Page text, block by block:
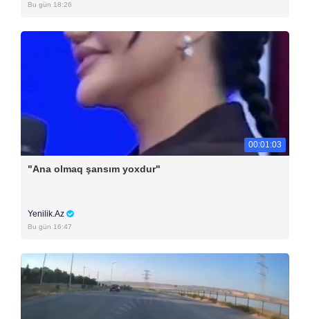
Bu gün 18:26
00:01:03
"Ana olmaq şansım yoxdur"
Yenilik.Az
Bu gün 16:47